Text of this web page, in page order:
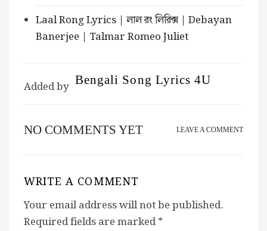
Laal Rong Lyrics | লাল রং লিরিক্স | Debayan
Banerjee | Talmar Romeo Juliet
Added by Bengali Song Lyrics 4U
NO COMMENTS YET LEAVE A COMMENT
WRITE A COMMENT
Your email address will not be published.
Required fields are marked*